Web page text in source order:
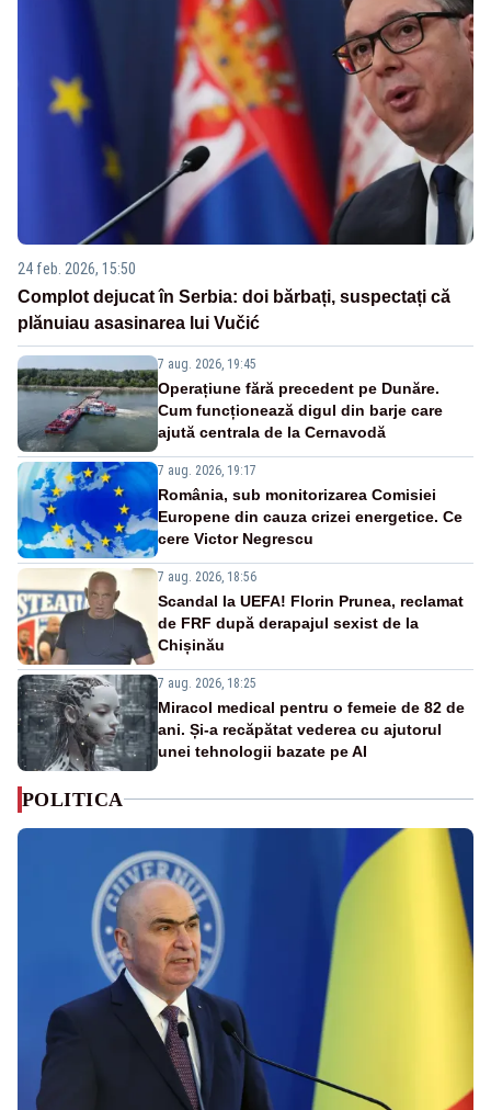
24 feb. 2026, 15:50
Complot dejucat în Serbia: doi bărbați, suspectați că
plănuiau asasinarea lui Vučić
7 aug. 2026, 19:45
Operațiune fără precedent pe Dunăre.
Cum funcționează digul din barje care
ajută centrala de la Cernavodă
7 aug. 2026, 19:17
România, sub monitorizarea Comisiei
Europene din cauza crizei energetice. Ce
cere Victor Negrescu
7 aug. 2026, 18:56
Scandal la UEFA! Florin Prunea, reclamat
de FRF după derapajul sexist de la
Chișinău
7 aug. 2026, 18:25
Miracol medical pentru o femeie de 82 de
ani. Și-a recăpătat vederea cu ajutorul
unei tehnologii bazate pe AI
POLITICA